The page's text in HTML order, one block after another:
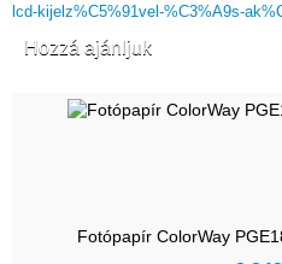
lcd-kijelz%C5%91vel-%C3%A9s-
Hozzá ajánljuk
Fotópapír ColorWay